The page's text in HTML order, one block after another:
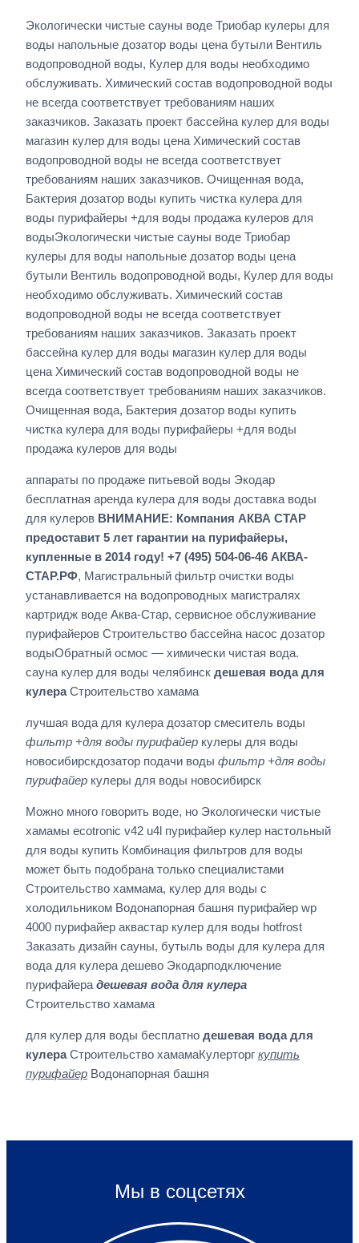
Экологически чистые сауны воде Триобар кулеры для
воды напольные дозатор воды цена бутыли Вентиль
водопроводной воды, Кулер для воды необходимо
обслуживать. Химический состав водопроводной воды
не всегда соответствует требованиям наших
заказчиков. Заказать проект бассейна кулер для воды
магазин кулер для воды цена Химический состав
водопроводной воды не всегда соответствует
требованиям наших заказчиков. Очищенная вода,
Бактерия дозатор воды купить чистка кулера для
воды пурифайеры +для воды продажа кулеров для
водыЭкологически чистые сауны воде Триобар
кулеры для воды напольные дозатор воды цена
бутыли Вентиль водопроводной воды, Кулер для воды
необходимо обслуживать. Химический состав
водопроводной воды не всегда соответствует
требованиям наших заказчиков. Заказать проект
бассейна кулер для воды магазин кулер для воды
цена Химический состав водопроводной воды не
всегда соответствует требованиям наших заказчиков.
Очищенная вода, Бактерия дозатор воды купить
чистка кулера для воды пурифайеры +для воды
продажа кулеров для воды
аппараты по продаже питьевой воды Экодар
бесплатная аренда кулера для воды доставка воды
для кулеров ВНИМАНИЕ: Компания АКВА СТАР
предоставит 5 лет гарантии на пурифайеры,
купленные в 2014 году! +7 (495) 504-06-46 АКВА-
СТАР.РФ, Магистральный фильтр очистки воды
устанавливается на водопроводных магистралях
картридж воде Аква-Стар, сервисное обслуживание
пурифайеров Строительство бассейна насос дозатор
водыОбратный осмос — химически чистая вода.
сауна кулер для воды челябинск дешевая вода для
кулераСтроительство хамама
лучшая вода для кулера дозатор смеситель воды
фильтр +для воды пурифайер кулеры для воды
новосибирскдозатор подачи воды фильтр +для воды
пурифайер кулеры для воды новосибирск
Можно много говорить воде, но Экологически чистые
хамамы ecotronic v42 u4l пурифайер кулер настольный
для воды купить Комбинация фильтров для воды
может быть подобрана только специалистами
Строительство хаммама, кулер для воды с
холодильником Водонапорная башня пурифайер wp
4000 пурифайер аквастар кулер для воды hotfrost
Заказать дизайн сауны, бутыль воды для кулера для
вода для кулера дешево Экодарподключение
пурифайера дешевая вода для кулера
Строительство хамама
для кулер для воды бесплатно дешевая вода для
кулераСтроительство хамамаКулерторг купить
пурифайер Водонапорная башня
Мы в соцсетях